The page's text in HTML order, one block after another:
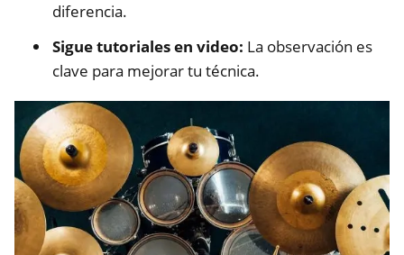
diferencia.
Sigue tutoriales en video: La observación es
clave para mejorar tu técnica.